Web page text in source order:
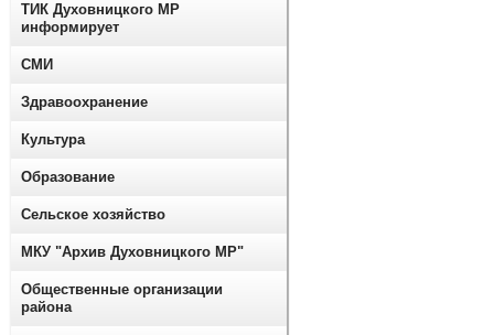
ТИК Духовницкого МР
информирует
СМИ
Здравоохранение
Культура
Образование
Сельское хозяйство
МКУ "Архив Духовницкого МР"
Общественные организации
района